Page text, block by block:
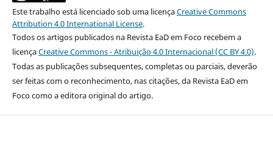
Este trabalho está licenciado sob uma licençaCreative Commons
Attribution 4.0 International License.
Todos os artigos publicados na Revista EaD em Foco recebem a
licençaCreative Commons - Atribuição 4.0 Internacional (CC BY 4.0).
Todas as publicações subsequentes, completas ou parciais, deverão
ser feitas com o reconhecimento, nas citações, da Revista EaD em
Foco como a editora original do artigo.